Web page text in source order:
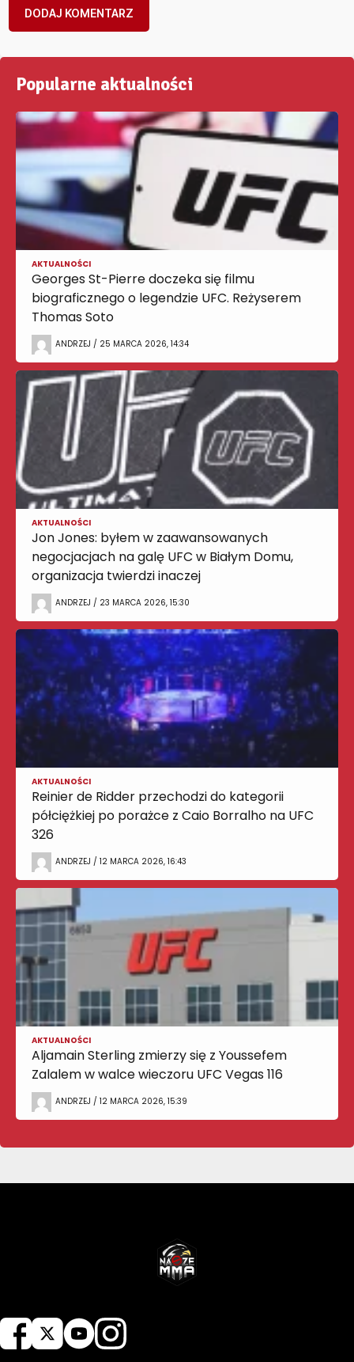
Popularne aktualności
AKTUALNOŚCI
Georges St-Pierre doczeka się filmu
biograficznego o legendzie UFC. Reżyserem
Thomas Soto
ANDRZEJ / 25 MARCA 2026, 14:34
AKTUALNOŚCI
Jon Jones: byłem w zaawansowanych
negocjacjach na galę UFC w Białym Domu,
organizacja twierdzi inaczej
ANDRZEJ / 23 MARCA 2026, 15:30
AKTUALNOŚCI
Reinier de Ridder przechodzi do kategorii
półciężkiej po porażce z Caio Borralho na UFC
326
ANDRZEJ / 12 MARCA 2026, 16:43
AKTUALNOŚCI
Aljamain Sterling zmierzy się z Youssefem
Zalalem w walce wieczoru UFC Vegas 116
ANDRZEJ / 12 MARCA 2026, 15:39